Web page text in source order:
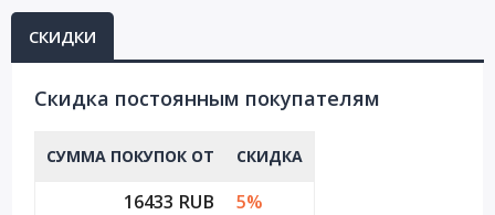
СКИДКИ
Cкидка постоянным покупателям
СУММА ПОКУПОК ОТ СКИДКА
16433 RUB
5%